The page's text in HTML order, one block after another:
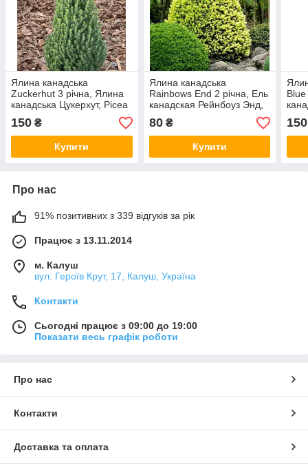
Ялина канадська
Zuckerhut 3 річна, Ялина
канадська Цукерхут, Picea
glauca Zuckerhut
150 ₴
Купити
Ялина канадська
Rainbows End 2 річна, Ель
канадская Рейнбоуз Энд,
Picea glauca Rainbow's
End
80₴
Купити
150
Про нас
91% позитивних з 339 відгуків за рік
Працює з 13.11.2014
м. Калуш
вул. Героїв Крут, 17, Калуш, Україна
Контакти
Сьогодні працює з 09:00 до 19:00
Показати весь графік роботи
Про нас
Контакти
Доставка та оплата